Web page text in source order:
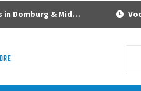
& Middelburg